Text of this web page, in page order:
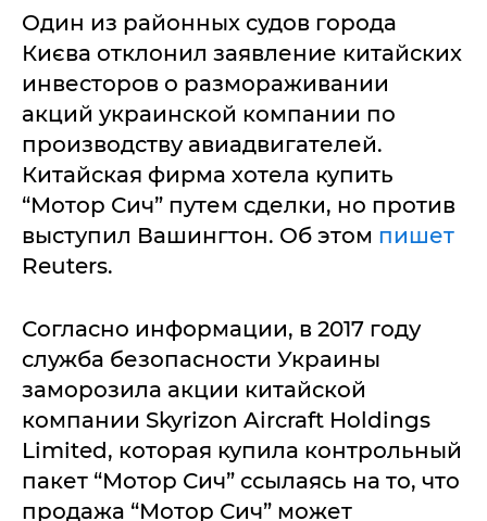
Один из районных судов города
Києва отклонил заявление китайских
инвесторов о размораживании
акций украинской компании по
производству авиадвигателей.
Китайская фирма хотела купить
“Мотор Сич” путем сделки, но против
выступил Вашингтон. Об этом пишет
Reuters.
Согласно информации, в 2017 году
служба безопасности Украины
заморозила акции китайской
компании Skyrizon Aircraft Holdings
Limited, которая купила контрольный
пакет “Мотор Сич” ссылаясь на то, что
продажа “Мотор Сич” может